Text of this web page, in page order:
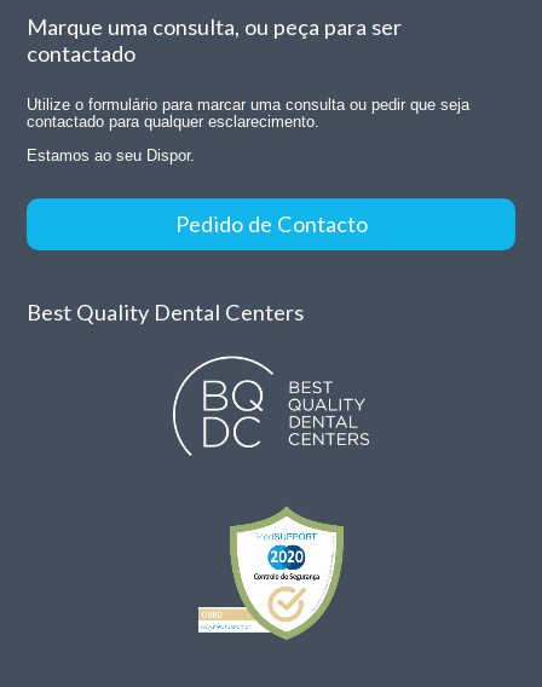
Marque uma consulta, ou peça para ser
contactado
Utilize o formulário para marcar uma consulta ou pedir que seja
contactado para qualquer esclarecimento.
Estamos ao seu Dispor.
Pedido de Contacto
Best Quality Dental Centers